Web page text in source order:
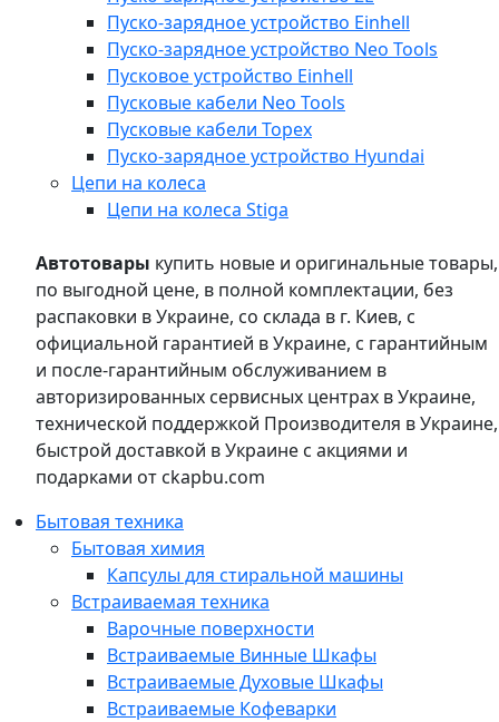
Пуско-зарядное устройство Einhell
Пуско-зарядное устройство Neo Tools
Пусковое устройство Einhell
Пусковые кабели Neo Tools
Пусковые кабели Topex
Пуско-зарядное устройство Hyundai
Цепи на колеса
Цепи на колеса Stiga
Автотовары купить новые и оригинальные товары,
по выгодной цене, в полной комплектации, без
распаковки в Украине, со склада в г. Киев, с
официальной гарантией в Украине, с гарантийным
и после-гарантийным обслуживанием в
авторизированных сервисных центрах в Украине,
технической поддержкой Производителя в Украине,
быстрой доставкой в Украине с акциями и
подарками от ckapbu.com
Бытовая техника
Бытовая химия
Капсулы для стиральной машины
Встраиваемая техника
Варочные поверхности
Встраиваемые Винные Шкафы
Встраиваемые Духовые Шкафы
Встраиваемые Кофеварки